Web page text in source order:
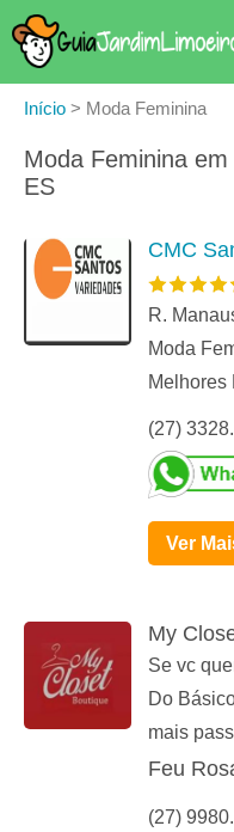
Início > Moda Feminina
Moda Feminina
ES
CMC
R.
Moda
Melhores
(27)
Ver
My
Se vc
Do
mais
Feu
(27)